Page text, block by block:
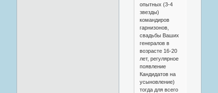
опытных (3-4
звезды)
командиров
гарнизонов,
свадьбы Ваших
генералов в
возрасте 16-20
лет, регулярное
появление
Кандидатов на
усыновление)
тогда для всего